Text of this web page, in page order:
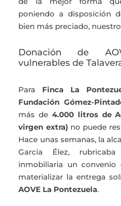
poniendo a disposición
bien más preciado,
Donación de
vulnerables de
Para Finca La
Fundación Gómez-
más de 4.000 litros de
virgen extra)no puede
Hace unas semanas, la
García Élez,
inmobiliaria un convenio
materializar la entrega
AOVE La Pontezuela.